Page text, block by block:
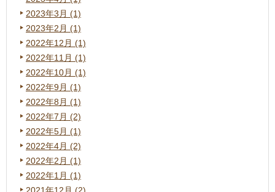
2023年3月 (1)
2023年2月 (1)
2022年12月 (1)
2022年11月 (1)
2022年10月 (1)
2022年9月 (1)
2022年8月 (1)
2022年7月 (2)
2022年5月 (1)
2022年4月 (2)
2022年2月 (1)
2022年1月 (1)